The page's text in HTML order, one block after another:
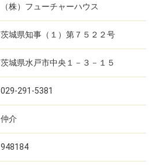
（株）フューチャーハウス
茨城県知事（１）第７５２２号
茨城県水戸市中央１－３－１５
029-291-5381
仲介
948184